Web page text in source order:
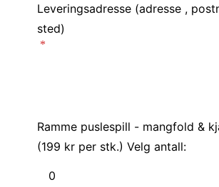
Leveringsadresse (adresse ,
sted)
Ramme puslespill - mangfold &
(199 kr per stk.) Velg antall: